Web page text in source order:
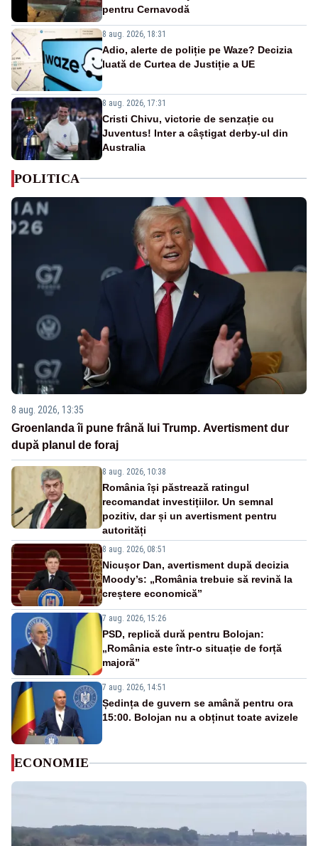
pentru Cernavodă
8 aug. 2026, 18:31
Adio, alerte de poliție pe Waze? Decizia
luată de Curtea de Justiție a UE
8 aug. 2026, 17:31
Cristi Chivu, victorie de senzație cu
Juventus! Inter a câștigat derby-ul din
Australia
POLITICA
8 aug. 2026, 13:35
Groenlanda îi pune frână lui Trump. Avertisment dur
după planul de foraj
8 aug. 2026, 10:38
România își păstrează ratingul
recomandat investițiilor. Un semnal
pozitiv, dar și un avertisment pentru
autorități
8 aug. 2026, 08:51
Nicușor Dan, avertisment după decizia
Moody’s: „România trebuie să revină la
creștere economică”
7 aug. 2026, 15:26
PSD, replică dură pentru Bolojan:
„România este într-o situație de forță
majoră”
7 aug. 2026, 14:51
Ședința de guvern se amână pentru ora
15:00. Bolojan nu a obținut toate avizele
ECONOMIE